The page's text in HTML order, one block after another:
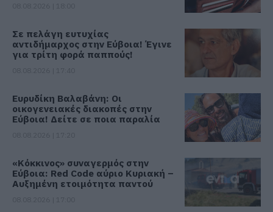
Σε πελάγη ευτυχίας
αντιδήμαρχος στην Εύβοια! Έγινε
για τρίτη φορά παππούς!
Ευρυδίκη Βαλαβάνη: Οι
οικογενειακές διακοπές στην
Εύβοια! Δείτε σε ποια παραλία
«Κόκκινος» συναγερμός στην
Εύβοια: Red Code αύριο Κυριακή –
Αυξημένη ετοιμότητα παντού